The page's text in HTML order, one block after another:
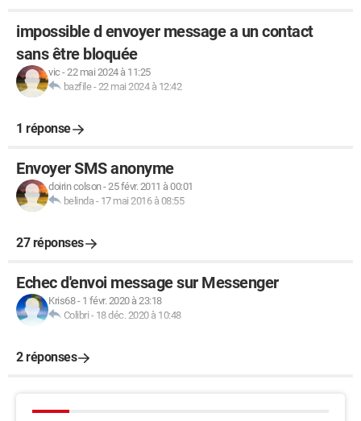
impossible d envoyer message a un contact
sans être bloquée
vic -22 mai 2024 à 11:25
bazfile-22 mai 2024 à 12:42
1 réponse
Envoyer SMS anonyme
doirin colson-25 févr. 2011 à 00:01
belinda - 17 mai 2016 à 08:55
27 réponses
Echec d'envoi message sur Messenger
Kris68- 1 févr. 2020 à 23:18
Colibri - 18 déc. 2020 à 10:48
2 réponses